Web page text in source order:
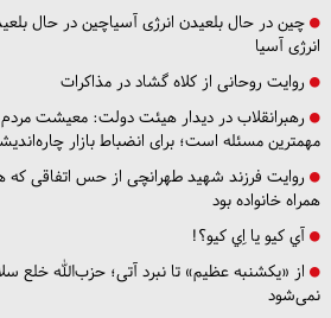
چین در حال بلعیدن انرژی آسیاچین در حال
انرژی آسیا
روایت روحانی از کلاه گشاد در مذاکرات
رهبرانقلاب در دیدار هیئت دولت: معیشت مردم
مهمترین مسئله است؛ برای انضباط بازار
روایت فرزند شهید طهرانچی از حس اتفاقی که
همراه خانواده بود
آي كيو يا اِي كيو؟!
از «یکشنبه عظیم» تا نبرد آتی؛ حزب‌الله خلع
نمی‌شود